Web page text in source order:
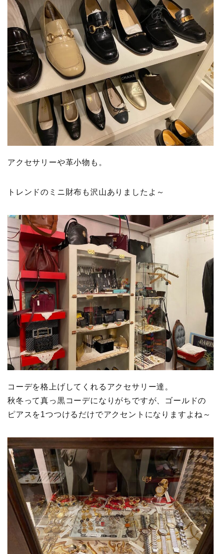
アクセサリーや革小物も。
トレンドのミニ財布も沢山ありましたよ～
コーデを格上げしてくれるアクセサリー達。
秋冬って真っ黒コーデになりがちですが、ゴールドの
ピアスを1つつけるだけでアクセントになりますよね～